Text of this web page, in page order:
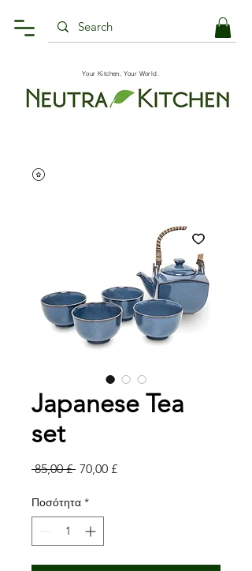
Your Kitchen, Your World.
Japanese Tea
set
85,00 £ Κανονική
70,00 £Τιμή
Ποσότητα *